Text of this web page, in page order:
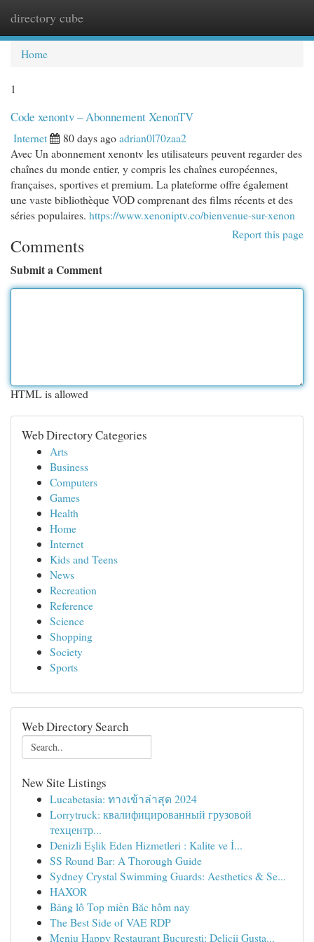
directory cube
Home
1
Code xenontv – Abonnement XenonTV
Internet 80 days agoadrian0l70zaa2
Avec Un abonnement xenontv les utilisateurs peuvent regarder des
chaînes du monde entier, y compris les chaînes européennes,
françaises, sportives et premium. La plateforme offre également
une vaste bibliothèque VOD comprenant des films récents et des
séries populaires. https://www.xenoniptv.co/bienvenue-sur-xenon
Report this page
Comments
Submit a Comment
HTML is allowed
Web Directory Categories
Arts
Business
Computers
Games
Health
Home
Internet
Kids and Teens
News
Recreation
Reference
Science
Shopping
Society
Sports
Web Directory Search
New Site Listings
Lucabetasia: ทางเข้าล่าสุด 2024
Lorrytruck: квалифицированный грузовой
техцентр...
Denizli Eşlik Eden Hizmetleri : Kalite ve İ...
SS Round Bar: A Thorough Guide
Sydney Crystal Swimming Guards: Aesthetics & Se...
HAXOR
Bảng lô Top miền Bắc hôm nay
The Best Side of VAE RDP
Meniu Happy Restaurant București: Delicii Gusta...